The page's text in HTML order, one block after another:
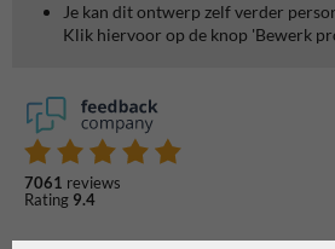
Je kan dit ontwerp zelf verder
Klik hiervoor op de knop 'Bewerk
7061 reviews
Rating 9.4